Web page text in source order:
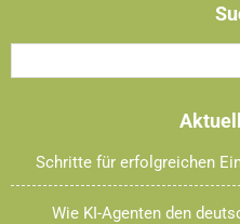
Schritte für erfolgreichen
Wie KI-Agenten den